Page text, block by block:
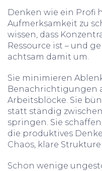
Denken wie ein Profi
Aufmerksamkeit zu
wissen, dass
Ressource ist – und
achtsam damit um.
Sie minimieren
Benachrichtigungen
Arbeitsblöcke. Sie
statt ständig
springen. Sie
die produktives
Chaos, klare
Schon wenige